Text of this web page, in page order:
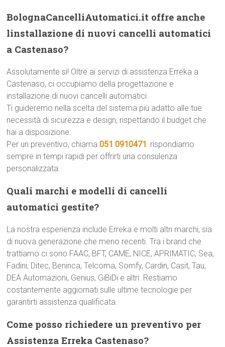
BolognaCancelliAutomatici.it offre anche
linstallazione di nuovi cancelli automatici
a Castenaso?
Assolutamente sì! Oltre ai servizi di assistenza Erreka a
Castenaso, ci occupiamo della progettazione e
installazione di nuovi cancelli automatici.
Ti guideremo nella scelta del sistema più adatto alle tue
necessità di sicurezza e design, rispettando il budget che
hai a disposizione.
Per un preventivo, chiama051 0910471: rispondiamo
sempre in tempi rapidi per offrirti una consulenza
personalizzata.
Quali marchi e modelli di cancelli
automatici gestite?
La nostra esperienza include Erreka e molti altri marchi, sia
di nuova generazione che meno recenti. Tra i brand che
trattiamo ci sono FAAC, BFT, CAME, NICE, APRIMATIC, Sea,
Fadini, Ditec, Beninca, Telcoma, Somfy, Cardin, Casit, Tau,
DEA Automazioni, Genius, GiBiDi e altri. Restiamo
costantemente aggiornati sulle ultime tecnologie per
garantirti assistenza qualificata.
Come posso richiedere un preventivo per
Assistenza Erreka Castenaso?